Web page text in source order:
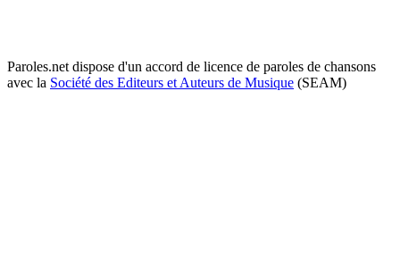
Paroles.net dispose d'un accord de licence de paroles de chansons
avec la Société des Editeurs et Auteurs de Musique (SEAM)